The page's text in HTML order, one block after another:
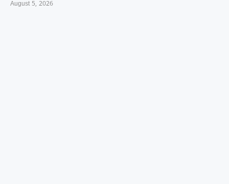
August 5, 2026